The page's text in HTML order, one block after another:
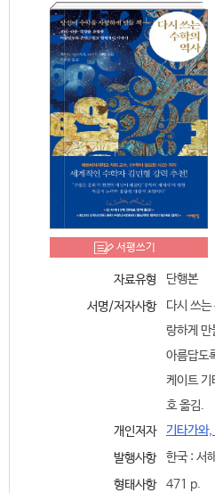
서평쓰기
자료유형
단행본
서명/저자사항
다시 쓰
랑하게 만
아름답도
케이트 기
호 옮김.
개인저자
기타가와,
발행사항
한국 : 서
형태사항
471 p.